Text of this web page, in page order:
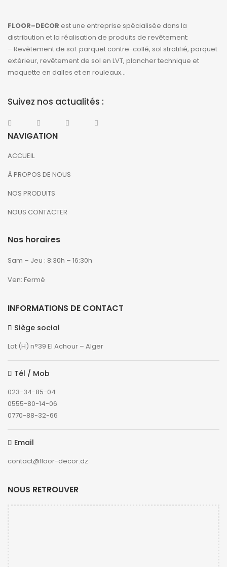
FLOOR–DECOR est une entreprise spécialisée dans la
distribution et la réalisation de produits de revêtement:
– Revêtement de sol: parquet contre-collé, sol stratifié, parquet
extérieur, revêtement de sol en LVT, plancher technique et
moquette en dalles et en rouleaux…
Suivez nos actualités :
NAVIGATION
ACCUEIL
À PROPOS DE NOUS
NOS PRODUITS
NOUS CONTACTER
Nos horaires
Sam – Jeu : 8:30h – 16:30h
Ven: Fermé
INFORMATIONS DE CONTACT
Siège social
Lot (H) n°39 El Achour – Alger
Tél / Mob
023-34-85-04
0555-80-14-06
0770-88-32-66
Email
contact@floor-decor.dz
NOUS RETROUVER